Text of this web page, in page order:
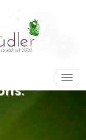
the whole